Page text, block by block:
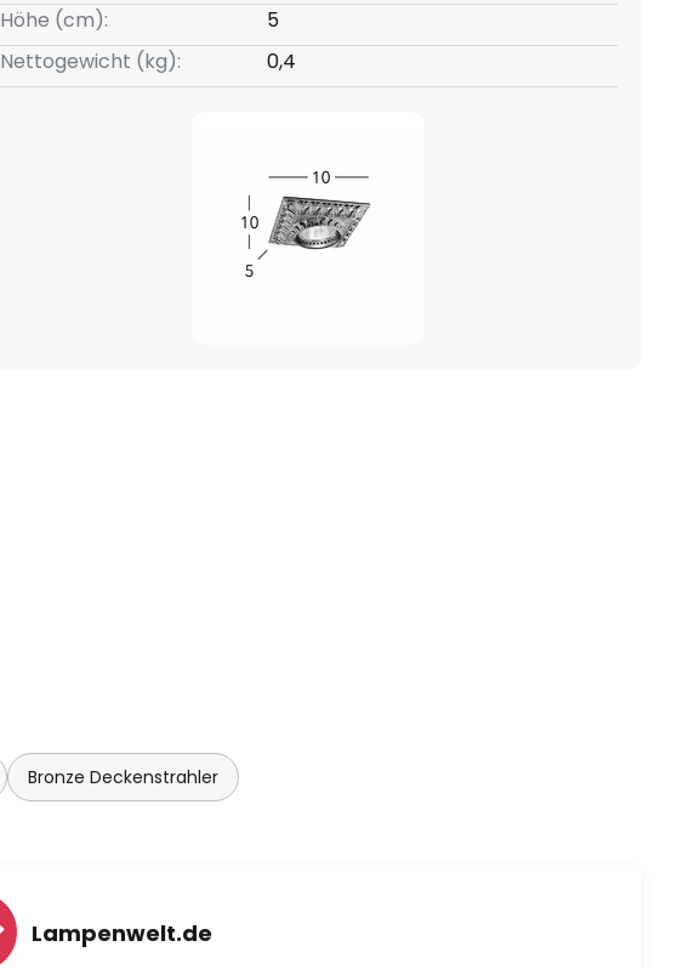
Höhe (cm):
5
Nettogewicht (kg):
0,4
Bronze Deckenstrahler
Lampenwelt.de